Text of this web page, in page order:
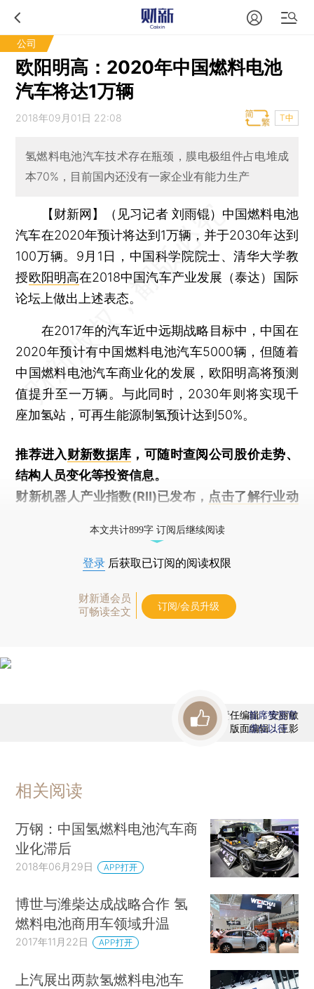
公司
欧阳明高：2020年中国燃料电池
汽车将达1万辆
2018年09月01日 22:08 T中
氢燃料电池汽车技术存在瓶颈，膜电极组件占电堆成
本70%，目前国内还没有一家企业有能力生产
【财新网】（见习记者 刘雨锟） 中国燃料电池
汽车在2020年预计将达到1万辆，并于2030年达到
100万辆。9月1日，中国科学院院士、清华大学教
授欧阳明高在2018中国汽车产业发展（泰达）国际
论坛上做出上述表态。
在2017年的汽车近中远期战略目标中，中国在
2020年预计有中国燃料电池汽车5000辆，但随着
中国燃料电池汽车商业化的发展，欧阳明高将预测
值提升至一万辆。与此同时，2030年则将实现千
座加氢站，可再生能源制氢预计达到50%。
推荐进入财新数据库 ，可随时查阅公司股价走势、
结构人员变化等投资信息。
财新机器人产业指数(RII)已发布， 点击了解行业动
本文共计899字 订阅后继续阅读
登录 后获取已订阅的阅读权限
财新通会员
可畅读全文
订阅/会员升级
责任编辑：安丽敏
版面编辑：王影
首席赞赏官
虚位以待
相关阅读
万钢：中国氢燃料电池汽车商
业化滞后
2018年06月29日 APP打开
博世与潍柴达成战略合作 氢
燃料电池商用车领域升温
2017年11月22日 APP打开
上汽展出两款氢燃料电池车